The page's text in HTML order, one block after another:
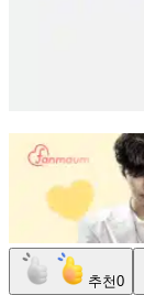
추천0